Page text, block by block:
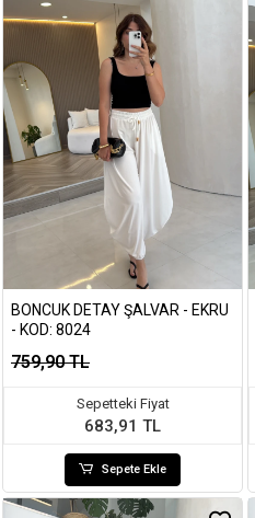
BONCUK DETAY ŞALVAR - EKRU
- KOD: 8024
759,90 TL
Sepetteki Fiyat
683,91 TL
Sepete Ekle